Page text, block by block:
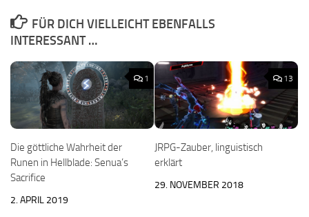
FÜR DICH VIELLEICHT EBENFALLS
INTERESSANT …
1
Die göttliche Wahrheit der
Runen in Hellblade: Senua’s
Sacrifice
2. APRIL 2019
13
JRPG-Zauber, linguistisch
erklärt
29. NOVEMBER 2018